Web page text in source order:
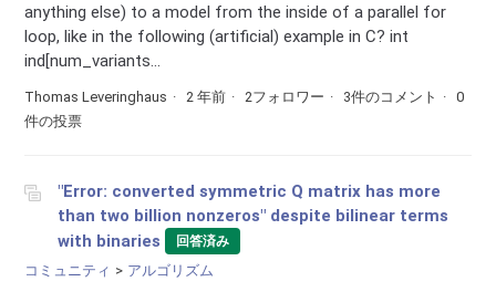
anything else) to a model from the inside of a parallel for
loop, like in the following (artificial) example in C? int
ind[num_variants...
Thomas Leveringhaus 2 年前 2フォロワー 3件のコメント
0
件の投票
"Error: converted symmetric Q matrix has more
than two billion nonzeros" despite bilinear terms
with binaries
回答済み
コミュニティ アルゴリズム